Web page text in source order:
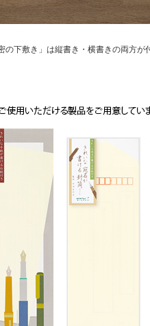
の下敷き」は縦書き・横書きの両方が